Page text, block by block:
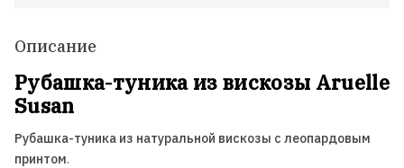
Описание
Рубашка-туника из вискозы Aruelle
Susan
Рубашка-туника из натуральной вискозы с леопардовым
принтом.